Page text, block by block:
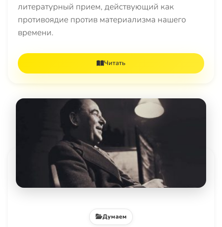
литературный прием, действующий как
противоядие против материализма нашего
времени.
Читать
Думаем